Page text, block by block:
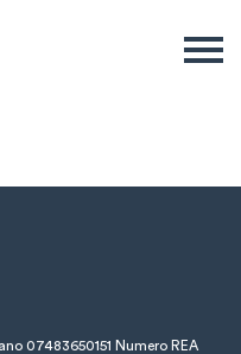
07483650151 Numero REA